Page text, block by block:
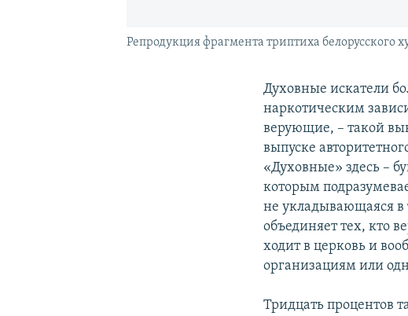
Репродукция фрагмента триптиха
Духовные искатели
наркотическим
верующие, – такой
выпуске
«Духовные» здесь –
которым
не укладывающаяся в
объединяет тех, кто
ходит в церковь и
организациям или
Тридцать процентов